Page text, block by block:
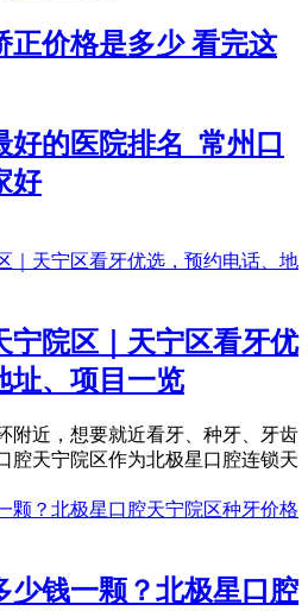
正价格是多少 看完这
的医院排名_常州口
好
宁院区｜天宁区看牙优
址、项目一览
附近，想要就近看牙、种牙、牙齿
腔天宁院区作为北极星口腔连锁天
少钱一颗？北极星口腔